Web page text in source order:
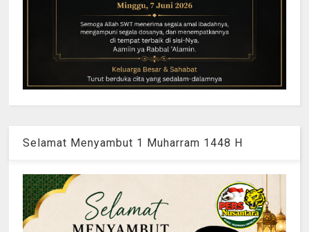
Selamat Menyambut 1 Muharram 1448 H